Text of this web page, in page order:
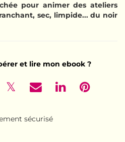
pour animer des ateliers
sec, limpide... du noir
et lire mon ebook ?
sécurisé